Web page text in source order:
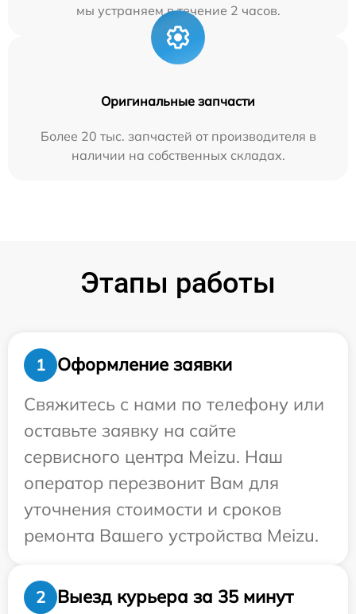
мы устраняем в течение 2 часов.
Оригинальные запчасти
Более 20 тыс. запчастей от производителя в
наличии на собственных складах.
Этапы работы
1
Оформление заявки
Свяжитесь с нами по телефону или
оставьте заявку на сайте
сервисного центра Meizu. Наш
оператор перезвонит Вам для
уточнения стоимости и сроков
ремонта Вашего устройства Meizu.
2
Выезд курьера за 35 минут